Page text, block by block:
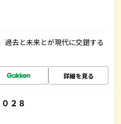
過去と未来とが現代に交錯する
詳細を見る
２８